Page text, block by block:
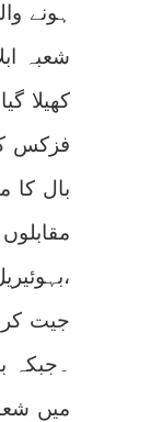
ہونے
شعبہ
کھیلا
فزکس
بال کا
جیت
۔جبکہ
میں